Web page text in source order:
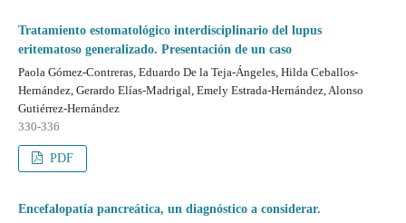
Tratamiento estomatológico interdisciplinario del lupus
eritematoso generalizado. Presentación de un caso
Paola Gómez-Contreras, Eduardo De la Teja-Ángeles, Hilda Ceballos-
Hernández, Gerardo Elías-Madrigal, Emely Estrada-Hernández, Alonso
Gutiérrez-Hernández
330-336
PDF
Encefalopatía pancreática, un diagnóstico a considerar.